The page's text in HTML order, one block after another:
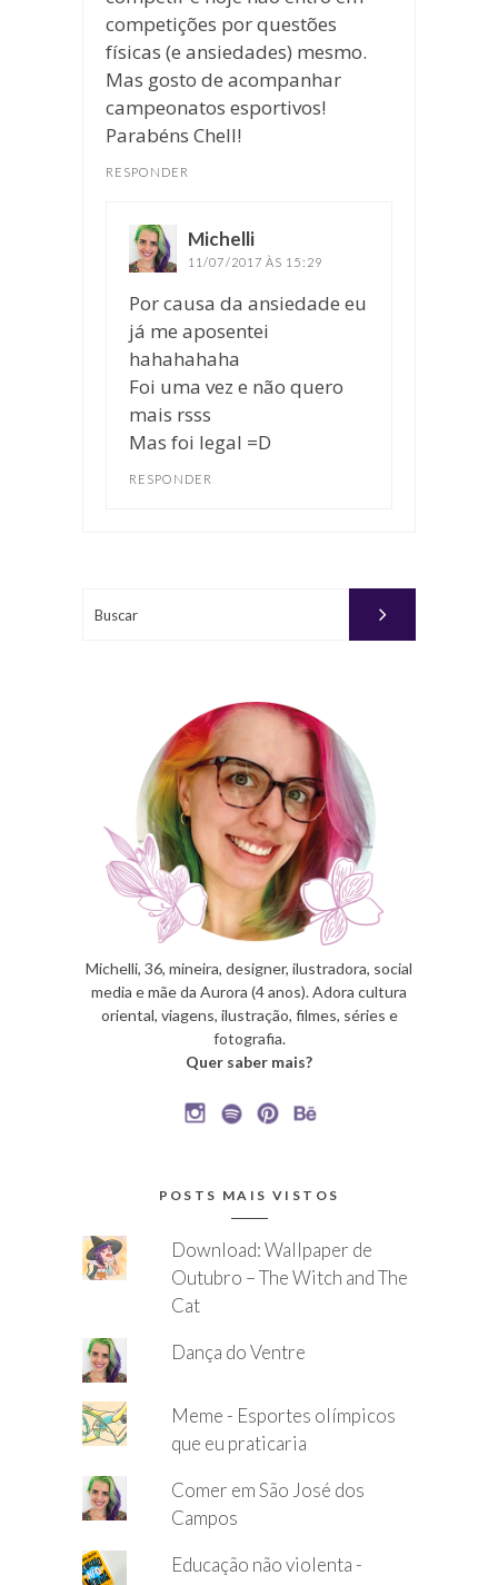
competições por questões
físicas (e ansiedades) mesmo.
Mas gosto de acompanhar
campeonatos esportivos!
Parabéns Chell!
RESPONDER
Michelli
11/07/2017 ÀS 15:29
Por causa da ansiedade eu
já me aposentei
hahahahaha
Foi uma vez e não quero
mais rsss
Mas foi legal =D
RESPONDER
Michelli, 36, mineira, designer, ilustradora, social
media e mãe da Aurora (4 anos). Adora cultura
oriental, viagens, ilustração, filmes, séries e
fotografia.
Quer saber mais?
POSTS MAIS VISTOS
Download: Wallpaper de
Outubro – The Witch and The
Cat
Dança do Ventre
Meme - Esportes olímpicos
que eu praticaria
Comer em São José dos
Campos
Educação não violenta -